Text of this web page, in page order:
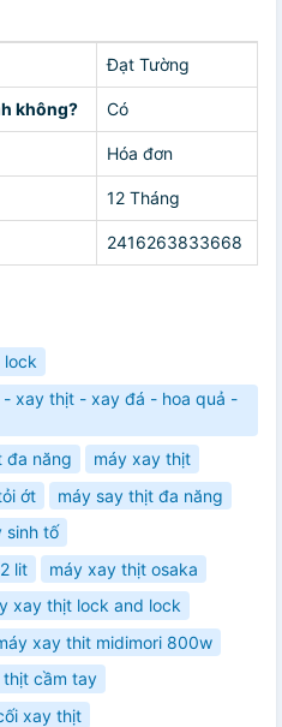
Đạt Tường
không? Có
Hóa đơn
12 Tháng
2416263833668
lock
xay thịt - xay đá - hoa quả -
đa năng
máy xay thịt
ớt
máy say thịt đa năng
sinh tố
lit
máy xay thịt osaka
xay thịt lock and lock
xay thit midimori 800w
thịt cầm tay
xay thịt